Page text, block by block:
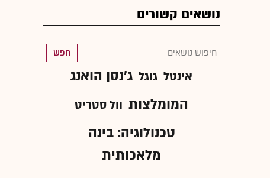
נושאים קשורים
חפש
אינטל גוגל ג'נסן הואנג
המומלצות וול סטריט
טכנולוגיה: בינה
מלאכותית